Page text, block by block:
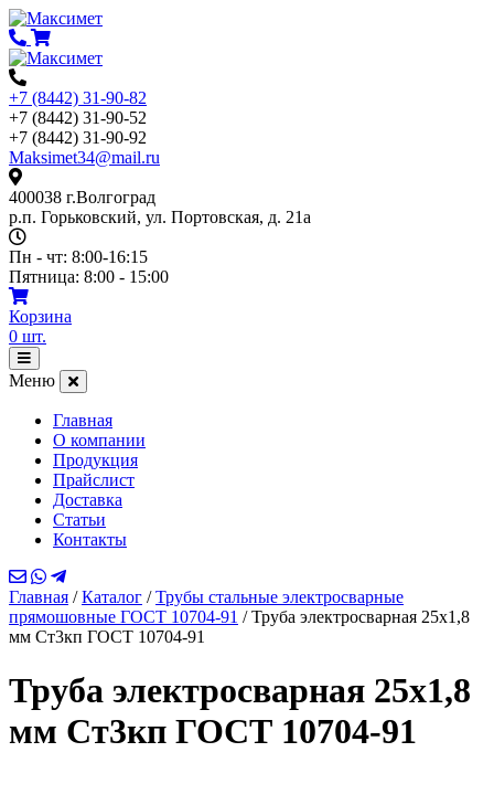
Перейти
к
содержимому
+7 (8442) 31-90-82
+7 (8442) 31-90-52
+7 (8442) 31-90-92
Maksimet34@mail.ru
400038 г.Волгоград
р.п. Горьковский, ул. Портовская, д. 21а
Пн - чт: 8:00-16:15
Пятница: 8:00 - 15:00
Корзина
0 шт.
Открыть
меню
Меню
Главная
О компании
Продукция
Прайслист
Доставка
Статьи
Контакты
Главная /Каталог /Трубы стальные электросварные
прямошовные ГОСТ 10704-91 /Труба электросварная 25х1,8
мм Ст3кп ГОСТ 10704-91
Труба электросварная 25х1,8
мм Ст3кп ГОСТ 10704-91